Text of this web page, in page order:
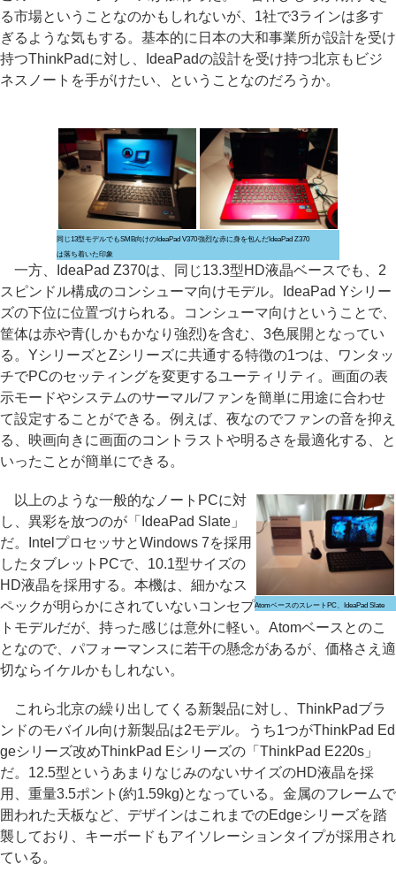
る市場ということなのかもしれないが、1社で3ラインは多す
ぎるような気もする。基本的に日本の大和事業所が設計を受け
持つThinkPadに対し、IdeaPadの設計を受け持つ北京もビジ
ネスノートを手がけたい、ということなのだろうか。
同じ13型モデルでもSMB向けのIdeaPad V370
は落ち着いた印象
強烈な赤に身を包んだIdeaPad Z370
一方、IdeaPad Z370は、同じ13.3型HD液晶ベースでも、2
スピンドル構成のコンシューマ向けモデル。IdeaPad Yシリー
ズの下位に位置づけられる。コンシューマ向けということで、
筐体は赤や青(しかもかなり強烈)を含む、3色展開となってい
る。YシリーズとZシリーズに共通する特徴の1つは、ワンタッ
チでPCのセッティングを変更するユーティリティ。画面の表
示モードやシステムのサーマル/ファンを簡単に用途に合わせ
て設定することができる。例えば、夜なのでファンの音を抑え
る、映画向きに画面のコントラストや明るさを最適化する、と
いったことが簡単にできる。
AtomベースのスレートPC、IdeaPad Slate
以上のような一般的なノートPCに対
し、異彩を放つのが「IdeaPad Slate」
だ。IntelプロセッサとWindows 7を採用
したタブレットPCで、10.1型サイズの
HD液晶を採用する。本機は、細かなス
ペックが明らかにされていないコンセプ
トモデルだが、持った感じは意外に軽い。Atomベースとのこ
となので、パフォーマンスに若干の懸念があるが、価格さえ適
切ならイケルかもしれない。
これら北京の繰り出してくる新製品に対し、ThinkPadブラ
ンドのモバイル向け新製品は2モデル。うち1つがThinkPad Ed
geシリーズ改めThinkPad Eシリーズの「ThinkPad E220s」
だ。12.5型というあまりなじみのないサイズのHD液晶を採
用、重量3.5ポント(約1.59kg)となっている。金属のフレームで
囲われた天板など、デザインはこれまでのEdgeシリーズを踏
襲しており、キーボードもアイソレーションタイプが採用され
ている。